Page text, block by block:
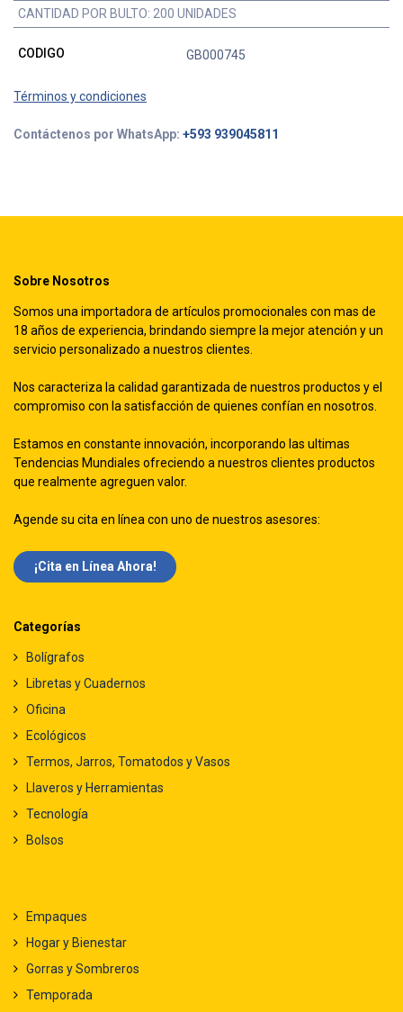
CANTIDAD POR BULTO: 200 UNIDADES
CODIGO GB000745
Términos y condiciones
Contáctenos por WhatsApp: +593 939045811
Sobre Nosotros
Somos una importadora de artículos promocionales con mas de
18 años de experiencia, brindando siempre la mejor atención y un
servicio personalizado a nuestros clientes.
Nos caracteriza la calidad garantizada de nuestros productos y el
compromiso con la satisfacción de quienes confían en nosotros.
Estamos en constante innovación, incorporando las ultimas
Tendencias Mundiales ofreciendo a nuestros clientes productos
que realmente agreguen valor.
Agende su cita en línea con uno de nuestros asesores:
¡Cita en Línea Ah​​ora!
Categorías
Bolígrafos
Libretas y Cuadernos
Oficina
Ecológicos
Termos, Jarros, Tomatodos y Vasos
Llaveros y Herramientas
Tecnología
Bolsos
Empaques
Hogar y Bienestar
Gorras y Sombreros
Temporada